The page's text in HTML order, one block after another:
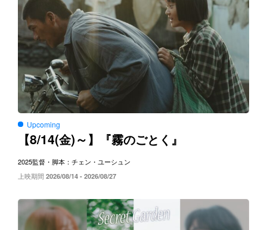
Upcoming
【8/14(金)～】『霧のごとく』
2025監督・脚本：チェン・ユーシュン
上映期間 2026/08/14 - 2026/08/27